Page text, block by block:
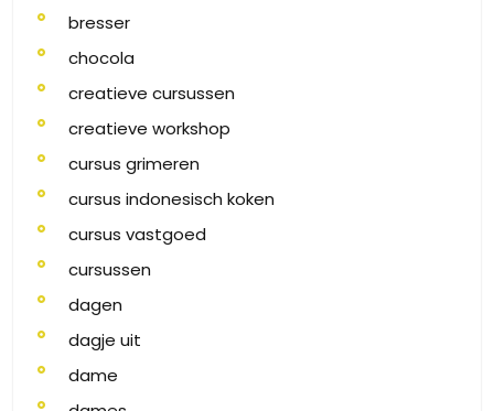
bresser
chocola
creatieve cursussen
creatieve workshop
cursus grimeren
cursus indonesisch koken
cursus vastgoed
cursussen
dagen
dagje uit
dame